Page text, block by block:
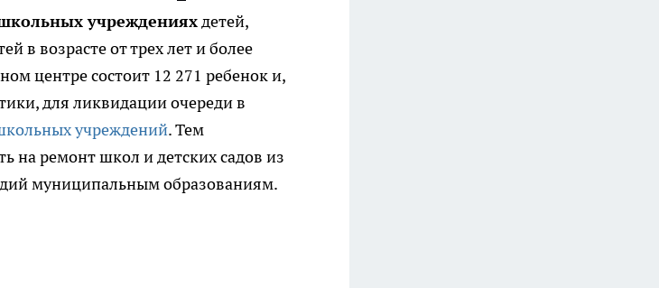
учрежденияхдетей,
в возрасте от трех лет и более
центре состоит 12 271 ребенок и,
для ликвидации очереди в
учреждений. Тем
на ремонт школ и детских садов из
муниципальным образованиям.